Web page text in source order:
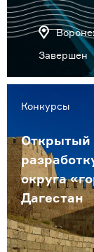
Завершен
Конкурсы
Открытый
округа
Дагестан